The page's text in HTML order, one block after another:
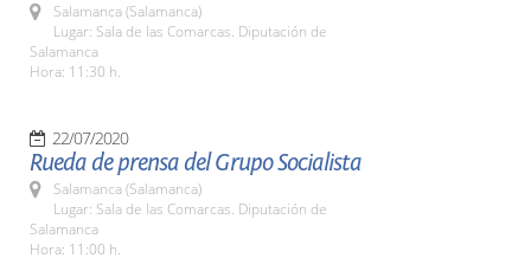
Salamanca (Salamanca)
Lugar: Sala de las Comarcas. Diputación de
Salamanca
Hora: 11:30 h.
22/07/2020
Rueda de prensa del Grupo Socialista
Salamanca (Salamanca)
Lugar: Sala de las Comarcas. Diputación de
Salamanca
Hora: 11:00 h.